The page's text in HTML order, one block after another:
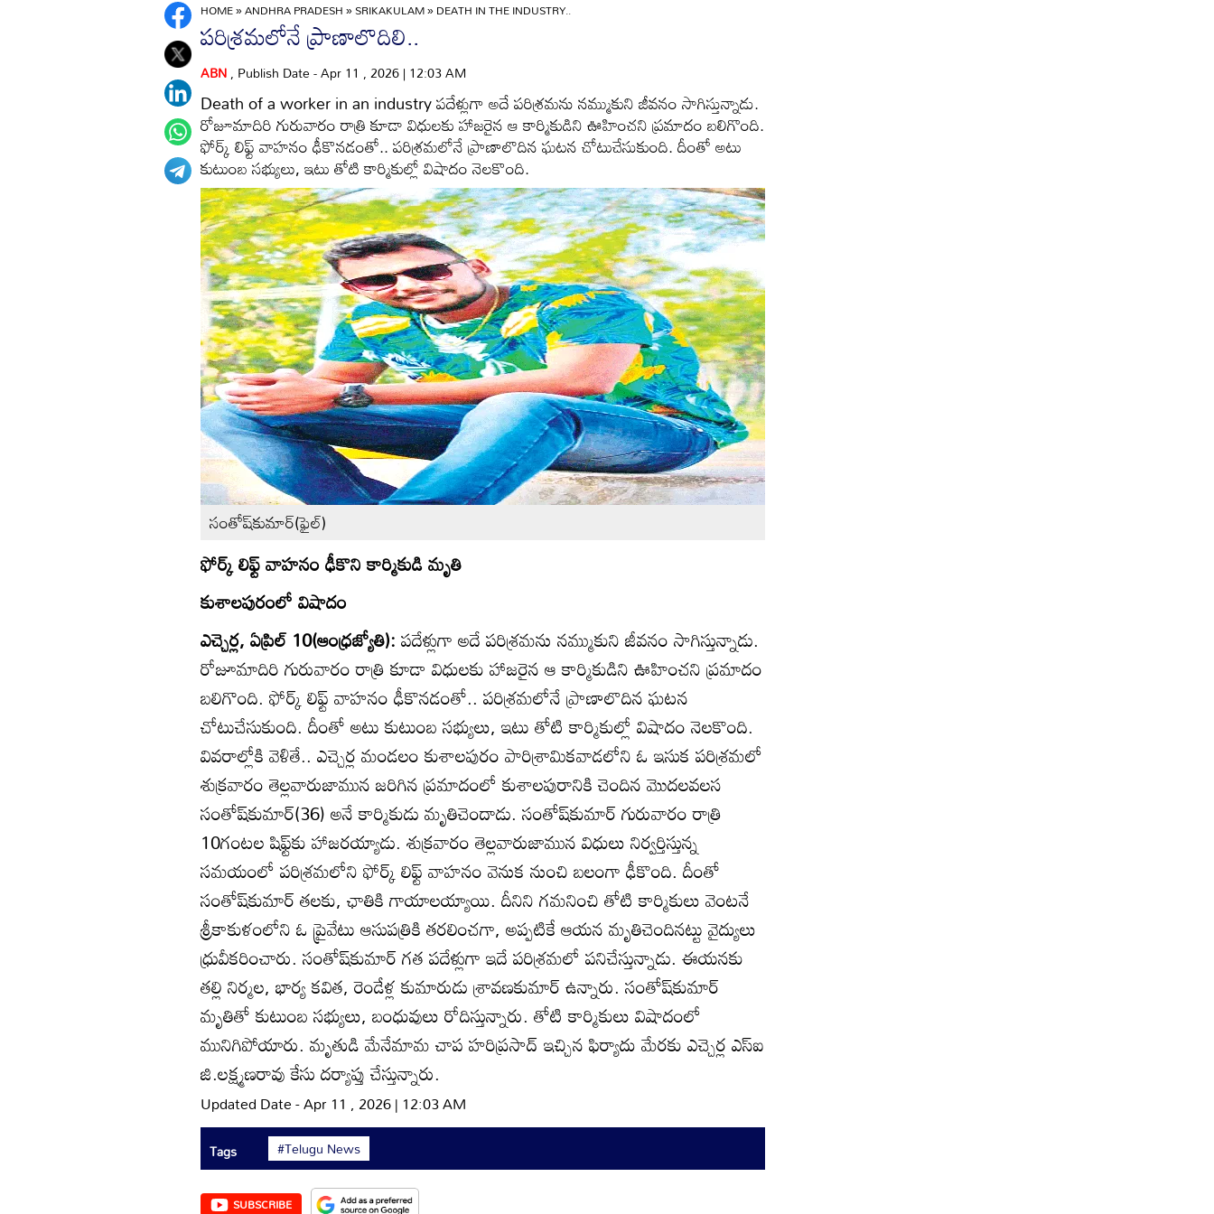
HOME»ANDHRA PRADESH»SRIKAKULAM»DEATH IN THE INDUSTRY..
పరిశ్రమలోనే ప్రాణాలొదిలి..
ABN, Publish Date - Apr 11 , 2026 | 12:03 AM
Death of a worker in an industry పదేళ్లుగా అదే పరిశ్రమను నమ్ముకుని జీవనం సాగిస్తున్నాడు.
రోజూమాదిరి గురువారం రాత్రి కూడా విధులకు హాజరైన ఆ కార్మికుడిని ఊహించని ప్రమాదం బలిగొంది.
ఫోర్క్‌ లిఫ్ట్‌ వాహనం ఢీకొనడంతో.. పరిశ్రమలోనే ప్రాణాలొదిన ఘటన చోటుచేసుకుంది. దీంతో అటు
కుటుంబ సభ్యులు, ఇటు తోటి కార్మికుల్లో విషాదం నెలకొంది.
సంతోష్‌కుమార్‌(ఫైల్‌)
ఫోర్క్‌ లిఫ్ట్‌ వాహనం ఢీకొని కార్మికుడి మృతి
కుశాలపురంలో విషాదం
ఎచ్చెర్ల, ఏప్రిల్‌ 10(ఆంధ్రజ్యోతి):పదేళ్లుగా అదే పరిశ్రమను నమ్ముకుని జీవనం సాగిస్తున్నాడు.
రోజూమాదిరి గురువారం రాత్రి కూడా విధులకు హాజరైన ఆ కార్మికుడిని ఊహించని ప్రమాదం
బలిగొంది. ఫోర్క్‌ లిఫ్ట్‌ వాహనం ఢీకొనడంతో.. పరిశ్రమలోనే ప్రాణాలొదిన ఘటన
చోటుచేసుకుంది. దీంతో అటు కుటుంబ సభ్యులు, ఇటు తోటి కార్మికుల్లో విషాదం నెలకొంది.
వివరాల్లోకి వెళితే.. ఎచ్చెర్ల మండలం కుశాలపురం పారిశ్రామికవాడలోని ఓ ఇసుక పరిశ్రమలో
శుక్రవారం తెల్లవారుజామున జరిగిన ప్రమాదంలో కుశాలపురానికి చెందిన మొదలవలస
సంతోష్‌కుమార్‌(36) అనే కార్మికుడు మృతిచెందాడు. సంతోష్‌కుమార్‌ గురువారం రాత్రి
10గంటల షిఫ్ట్‌కు హాజరయ్యాడు. శుక్రవారం తెల్లవారుజామున విధులు నిర్వర్తిస్తున్న
సమయంలో పరిశ్రమలోని ఫోర్క్‌ లిఫ్ట్‌ వాహనం వెనుక నుంచి బలంగా ఢీకొంది. దీంతో
సంతోష్‌కుమార్‌ తలకు, ఛాతికి గాయాలయ్యాయి. దీనిని గమనించి తోటి కార్మికులు వెంటనే
శ్రీకాకుళంలోని ఓ ప్రైవేటు ఆసుపత్రికి తరలించగా, అప్పటికే ఆయన మృతిచెందినట్టు వైద్యులు
ధ్రువీకరించారు. సంతోష్‌కుమార్‌ గత పదేళ్లుగా ఇదే పరిశ్రమలో పనిచేస్తున్నాడు. ఈయనకు
తల్లి నిర్మల, భార్య కవిత, రెండేళ్ల కుమారుడు శ్రావణకుమార్‌ ఉన్నారు. సంతోష్‌కుమార్‌
మృతితో కుటుంబ సభ్యులు, బంధువులు రోదిస్తున్నారు. తోటి కార్మికులు విషాదంలో
మునిగిపోయారు. మృతుడి మేనేమామ చాప హరిప్రసాద్‌ ఇచ్చిన ఫిర్యాదు మేరకు ఎచ్చెర్ల ఎస్‌ఐ
జి.లక్ష్మణరావు కేసు దర్యాప్తు చేస్తున్నారు.
Updated Date - Apr 11 , 2026 | 12:03 AM
Tags #Telugu News
SUBSCRIBE